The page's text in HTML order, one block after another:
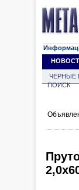
ЧЕРНЫЕ
ПОИСК